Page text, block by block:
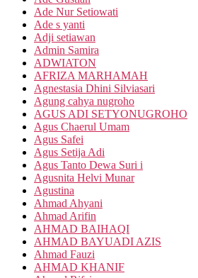
Ade Nur Setiowati
Ade s yanti
Adji setiawan
Admin Samira
ADWIATON
AFRIZA MARHAMAH
Agnestasia Dhini Silviasari
Agung cahya nugroho
AGUS ADI SETYONUGROHO
Agus Chaerul Umam
Agus Safei
Agus Setija Adi
Agus Tanto Dewa Suri i
Agusnita Helvi Munar
Agustina
Ahmad Ahyani
Ahmad Arifin
AHMAD BAIHAQI
AHMAD BAYUADI AZIS
Ahmad Fauzi
AHMAD KHANIF